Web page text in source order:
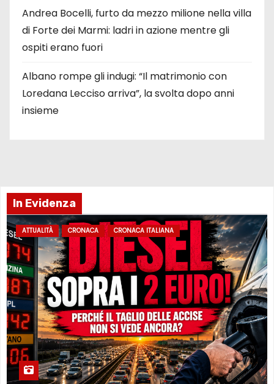
Andrea Bocelli, furto da mezzo milione nella villa
di Forte dei Marmi: ladri in azione mentre gli
ospiti erano fuori
Albano rompe gli indugi: “Il matrimonio con
Loredana Lecciso arriva”, la svolta dopo anni
insieme
In Evidenza
ATTUALITÀ CRONACA CRONACA ITALIANA